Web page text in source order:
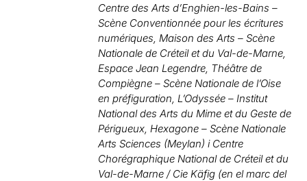
Centre des Arts d’Enghien-les-Bains –
Scène Conventionnée pour les écritures
numériques, Maison des Arts – Scène
Nationale de Créteil et du Val-de-Marne,
Espace Jean Legendre, Théâtre de
Compiègne – Scène Nationale de l’Oise
en préfiguration, L’Odyssée – Institut
National des Arts du Mime et du Geste de
Périgueux, Hexagone – Scène Nationale
Arts Sciences (Meylan) i Centre
Chorégraphique National de Créteil et du
Val-de-Marne / Cie Käfig (en el marc del